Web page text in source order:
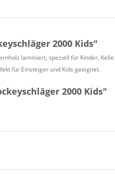
2000 Kids"
laminiert, speziell für Kinder,
für Einsteiger und Kids geeignet.
2000 Kids"